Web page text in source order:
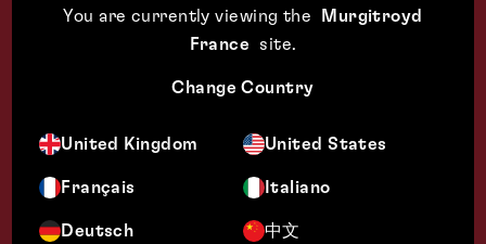
You are currently viewing the
Murgitroyd
France
site.
Change Country
United Kingdom United States
Français Italiano
Deutsch 中文